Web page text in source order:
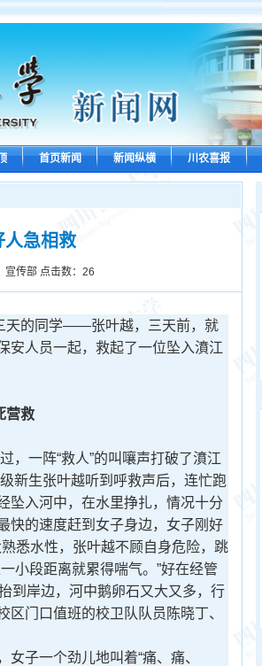
首页新闻 新闻纵横 川农喜报
人急相救
传部 点击数： 26
天的同学——张叶越，三天前，就
安人员一起，救起了一位坠入濆江
营救
一阵“救人”的叫嚷声打破了濆江
新生张叶越听到呼救声后，连忙跑
坠入河中，在水里挣扎，情况十分
快的速度赶到女子身边，女子刚好
悉水性，张叶越不顾自身危险，跳
小段距离就累得喘气。”好在经管
到岸边，河中鹅卵石又大又多，行
门口值班的校卫队队员陈晓丁、
子一个劲儿地叫着“痛、痛、